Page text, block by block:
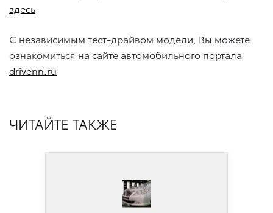
здесь
С независимым тест-драйвом модели, Вы можете
ознакомиться на сайте автомобильного портала
drivenn.ru
ЧИТАЙТЕ ТАКЖЕ